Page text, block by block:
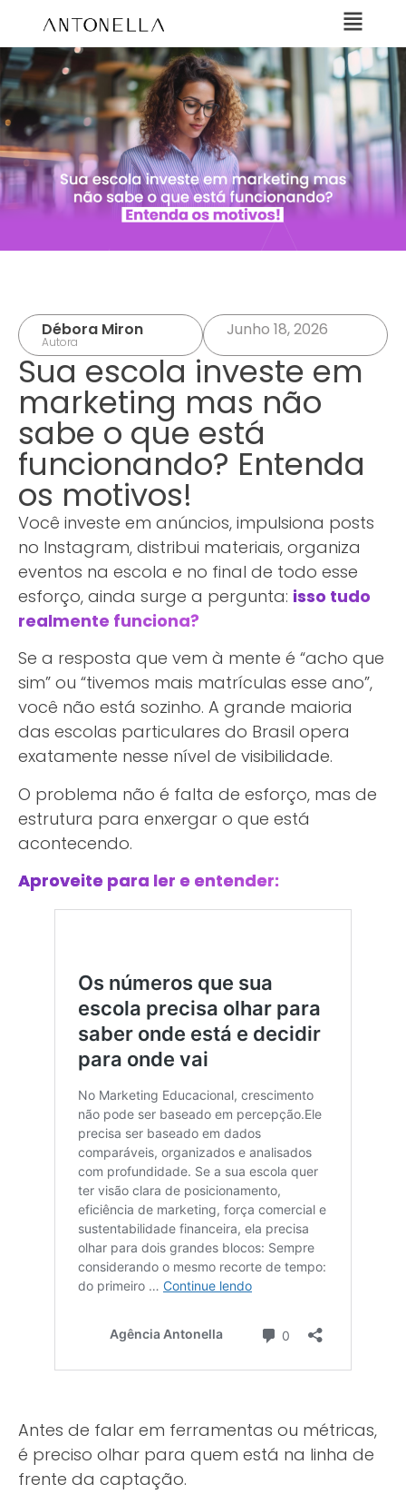
Débora Miron
Autora
Junho 18, 2026
Sua escola investe em
marketing mas não
sabe o que está
funcionando? Entenda
os motivos!
Você investe em anúncios, impulsiona posts
no Instagram, distribui materiais, organiza
eventos na escola e no final de todo esse
esforço, ainda surge a pergunta: isso tudo
realmente funciona?
Se a resposta que vem à mente é “acho que
sim” ou “tivemos mais matrículas esse ano”,
você não está sozinho. A grande maioria
das escolas particulares do Brasil opera
exatamente nesse nível de visibilidade.
O problema não é falta de esforço, mas de
estrutura para enxergar o que está
acontecendo.
Aproveite para ler e entender:
Antes de falar em ferramentas ou métricas,
é preciso olhar para quem está na linha de
frente da captação.